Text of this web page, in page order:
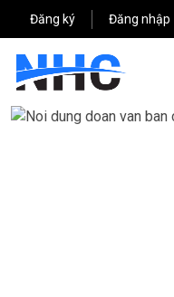
Đăng ký Đăng nhập